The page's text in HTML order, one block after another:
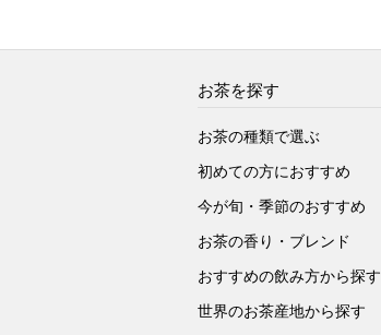
お茶を探す
お茶の種類で選ぶ
初めての方におすすめ
今が旬・季節のおすすめ
お茶の香り・ブレンド
おすすめの飲み方から探す
世界のお茶産地から探す